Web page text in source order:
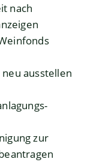
nach
ausstellen
zur